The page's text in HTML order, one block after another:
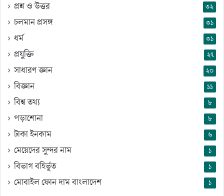
প্রশ্ন ও উত্তর ৩২
চলমান প্রসঙ্গ ৩১
ধর্ম ৩১
প্রযুক্তি ২৭
সাধারণ জ্ঞান ২০
বিজ্ঞান ১১
বিশ্ব তথ্য ৮
পড়াশোনা ৮
টাকা ইনকাম ৬
মেয়েদের সুন্দর নাম ১
বিভাগ বহির্ভূত ১
মোবাইল ফোন দাম বাংলাদেশ ১